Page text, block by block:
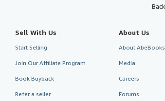
Sell With Us
Start Selling
Join Our Affiliate Program
Book Buyback
Refer a seller
About Us
About AbeBooks
Media
Careers
Forums